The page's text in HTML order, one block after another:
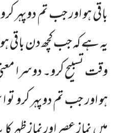
باقی ہو اور جب تم
یہ ہے کہ جب کچھ دن باقی
وقت تسبیح کرو۔ دوسرا
ہو اور جب تم دوپہر کرو